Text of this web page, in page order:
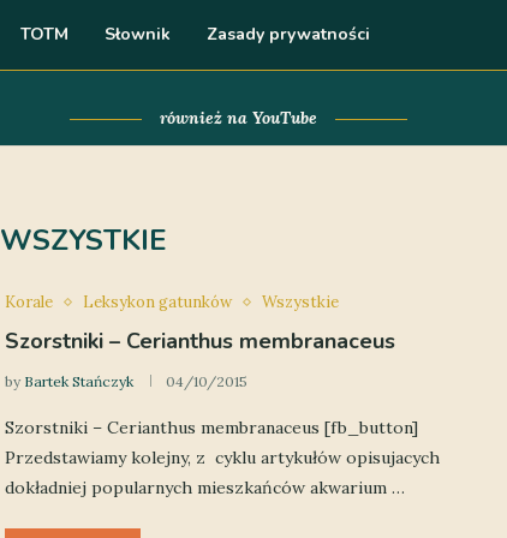
TOTM Słownik Zasady prywatności
również na YouTube
WSZYSTKIE
Korale Leksykon gatunków Wszystkie
Szorstniki – Cerianthus membranaceus
by Bartek Stańczyk 04/10/2015
Szorstniki – Cerianthus membranaceus [fb_button]
Przedstawiamy kolejny, z cyklu artykułów opisujacych
dokładniej popularnych mieszkańców akwarium …